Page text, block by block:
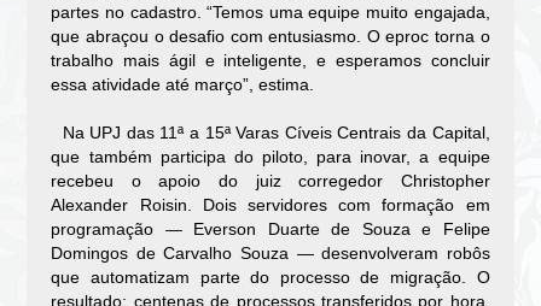
partes no cadastro. “Temos uma equipe muito engajada,
que abraçou o desafio com entusiasmo. Oeproc torna o
trabalho mais ágil e inteligente, e esperamos concluir
essa atividade até março”, estima.
Na UPJ das 11ª a 15ª Varas Cíveis Centrais da Capital,
que também participa do piloto, para inovar, a equipe
recebeu o apoio do juiz corregedor Christopher
Alexander Roisin . Dois servidores com formação em
programação — Everson Duarte de Souza e Felipe
Domingos de Carvalho Souza — desenvolveram robôs
que automatizam parte do processo de migração. O
resultado: centenas de processos transferidos por hora,